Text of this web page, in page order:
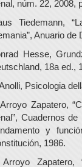
núm. 22, 2008,
Tiedemann,
Anuario de
Hesse,
18a ed.,
Psicologia
Zapatero,
Cuadernos
y
1986.
Zapatero,